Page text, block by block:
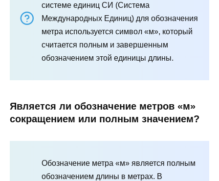
системе единиц СИ (Система
Международных Единиц) для обозначения
метра используется символ «м», который
считается полным и завершенным
обозначением этой единицы длины.
Является ли обозначение метров «м»
сокращением или полным значением?
Обозначение метра «м» является полным
обозначением длины в метрах. В